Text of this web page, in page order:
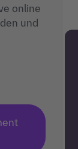
online
und